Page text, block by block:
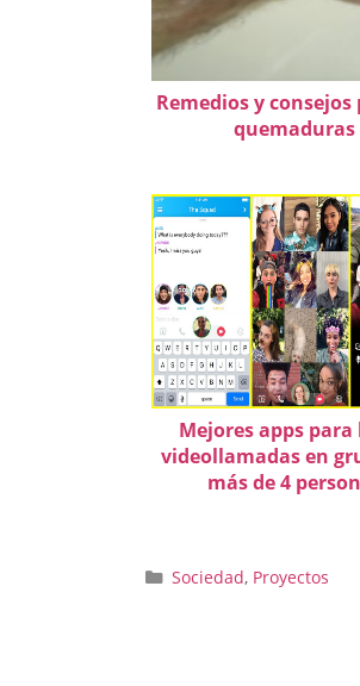
Remedios y consejos
quemaduras
Mejores apps para
videollamadas en
más de 4
Categorías
Sociedad, Proyectos